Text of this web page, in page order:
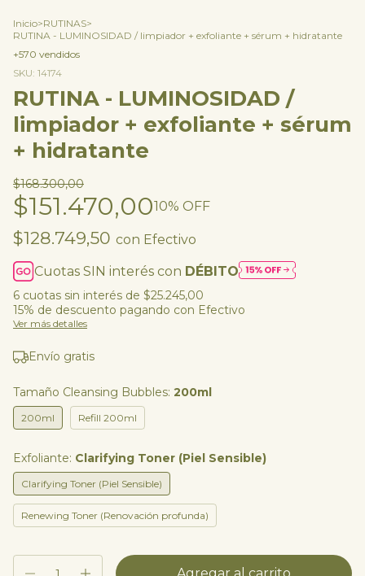
Inicio>RUTINAS>
RUTINA - LUMINOSIDAD / limpiador + exfoliante + sérum + hidratante
+570 vendidos
SKU: 14174
RUTINA - LUMINOSIDAD /
limpiador + exfoliante + sérum
+ hidratante
$168.300,00
$151.470,0010% OFF
$128.749,50 con Efectivo
Cuotas SIN interés con DÉBITO
6 cuotas sin interés de $25.245,00
15% de descuento pagando con Efectivo
Ver más detalles
Envío gratis
Tamaño Cleansing Bubbles: 200ml
200ml Refill 200ml
Exfoliante: Clarifying Toner (Piel Sensible)
Clarifying Toner (Piel Sensible)
Renewing Toner (Renovación profunda)